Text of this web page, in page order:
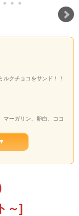
クチョコをサンド！！
マーガリン、卵白、ココ
、ソルビット、香料、カ
）
～]